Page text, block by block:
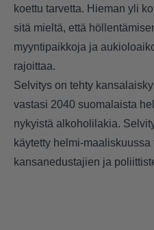
koettu tarvetta. Hieman yli
sitä mieltä, että
myyntipaikkoja ja
rajoittaa.
Selvitys on tehty
vastasi 2040 suomalaista
nykyistä alkoholilakia.
käytetty helmi-maaliskuussa
kansanedustajien ja